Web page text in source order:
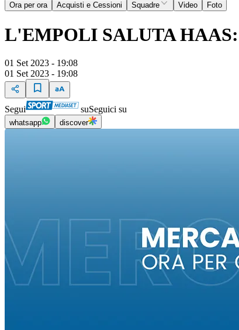
Ora per ora Acquisti e Cessioni Squadre Video Foto
L'EMPOLI SALUTA
01 Set 2023 - 19:08
01 Set 2023 - 19:08
Segui suSeguici su
whatsapp discover